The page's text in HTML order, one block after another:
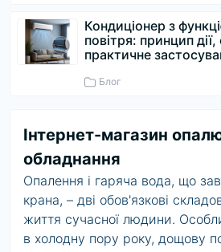
Кондиціонер з
повітря: принцип
практичне
Блог
Інтернет-магазин
обладнання
Опалення і гаряча вода, що
крана, – дві обов'язкові
життя сучасної людини.
в холодну пору року, дощову